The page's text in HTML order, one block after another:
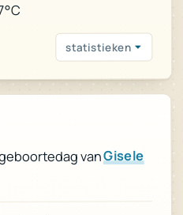
statistieken
vanGisele